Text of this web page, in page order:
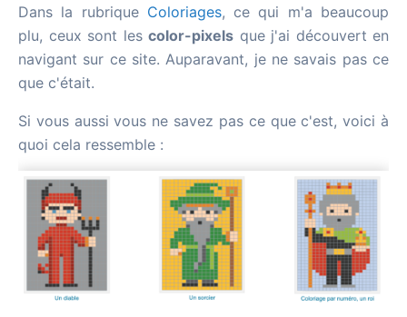
Dans la rubrique Coloriages, ce qui m'a beaucoup
plu, ceux sont les color-pixels que j'ai découvert en
navigant sur ce site. Auparavant, je ne savais pas ce
que c'était.
Si vous aussi vous ne savez pas ce que c'est, voici à
quoi cela ressemble :